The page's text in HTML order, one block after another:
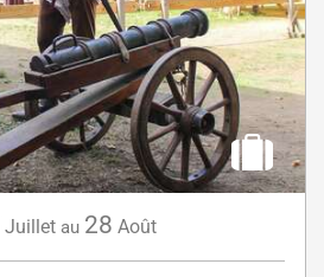
Juillet au 28 Août